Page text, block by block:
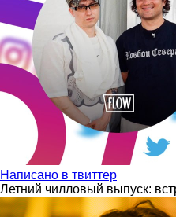
Написано в твиттер
Летний чилловый выпуск: